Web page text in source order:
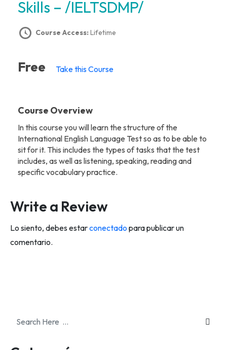
Skills – /IELTSDMP/
Course Access: Lifetime
Free Take this Course
Course Overview
In this course you will learn the structure of the
International English Language Test so as to be able to
sit for it. This includes the types of tasks that the test
includes, as well as listening, speaking, reading and
specific vocabulary practice.
Write a Review
Lo siento, debes estarconectado para publicar un
comentario.